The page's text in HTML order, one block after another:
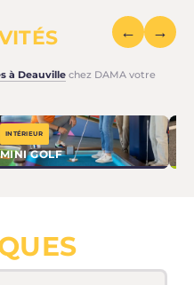
← →
à Deauville chez DAMA votre
INTÉRIEUR
MINI GOLF